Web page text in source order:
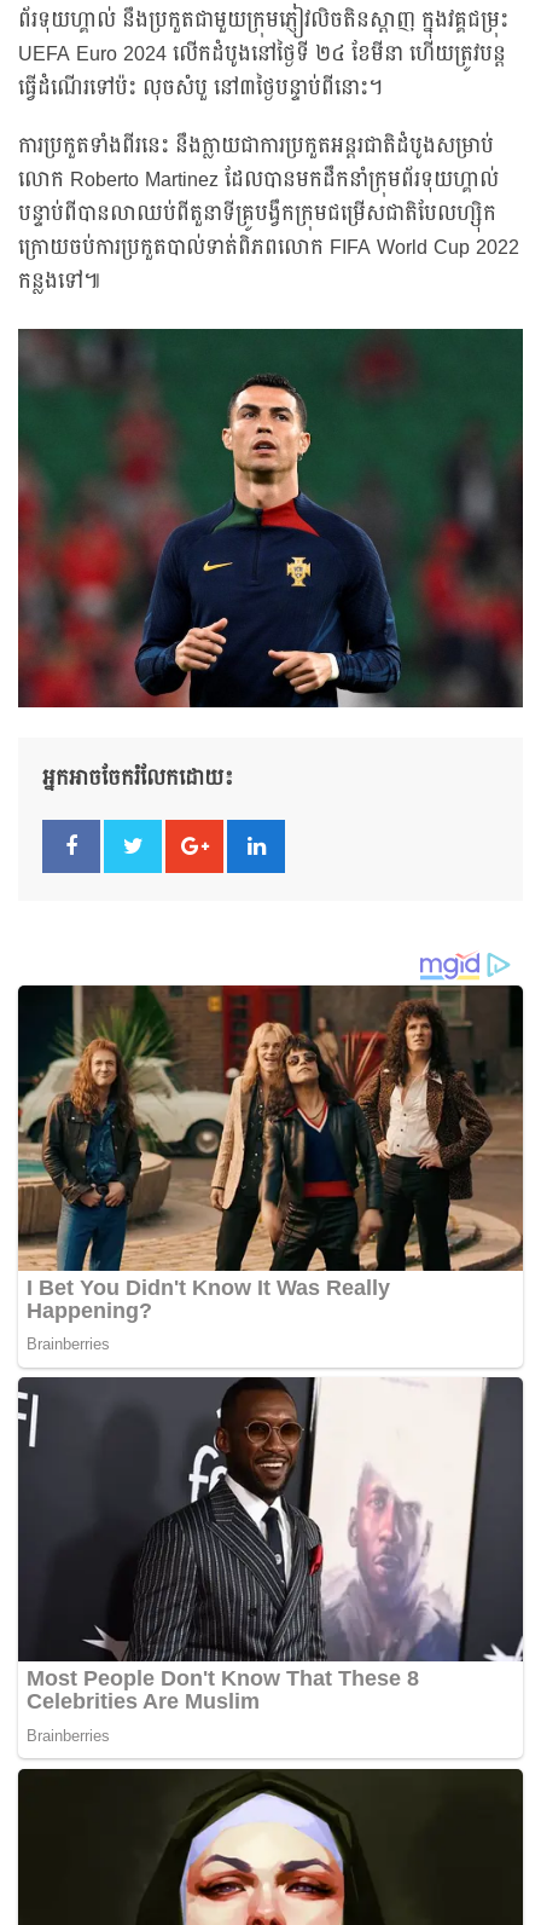
ព័រទុយហ្គាល់ នឹងប្រកួតជាមួយក្រុមភ្ញៀវលិចតិនស្តាញ ក្នុងវគ្គជម្រុះ
UEFA Euro 2024 លើកដំបូងនៅថ្ងៃទី ២៤ ខែមីនា ហើយត្រូវបន្ត
ធ្វើដំណើរទៅប៉ះ លុចសំបួ នៅ៣ថ្ងៃបន្ទាប់ពីនោះ។
ការប្រកួតទាំងពីរនេះ នឹងក្លាយជាការប្រកួតអន្តរជាតិដំបូងសម្រាប់
លោក Roberto Martinez ដែលបានមកដឹកនាំក្រុមព័រទុយហ្គាល់
បន្ទាប់ពីបានលាឈប់ពីតួនាទីគ្រូបង្វឹកក្រុមជម្រើសជាតិបែលហ្ស៊ិក
ក្រោយចប់ការប្រកួតបាល់ទាត់ពិភពលោក FIFA World Cup 2022
កន្លងទៅ៕
អ្នកអាចចែករំលែកដោយ៖